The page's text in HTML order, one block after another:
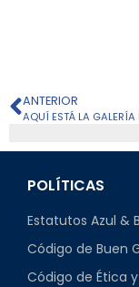
ANTERIOR
POLÍTICAS
Estatutos Azul &
Código de Buen
Código de Ética